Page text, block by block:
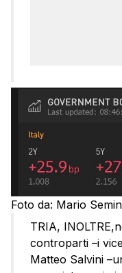
Foto da: Mario
TRIA,
controparti –i
Matteo Salvini